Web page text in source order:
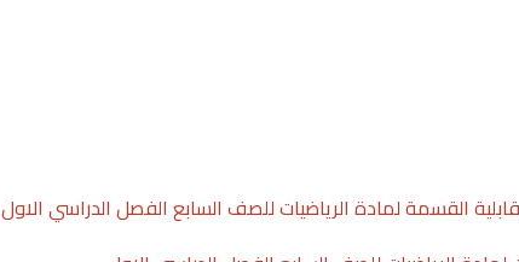
القسمة لمادة الرياضيات للصف السابع الفصل الدراسي الاول